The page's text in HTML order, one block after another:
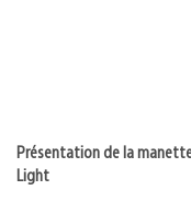
Présentation de la
Light